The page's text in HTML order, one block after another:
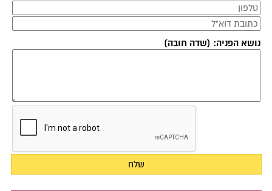
נושא הפניה: (שדה חובה)